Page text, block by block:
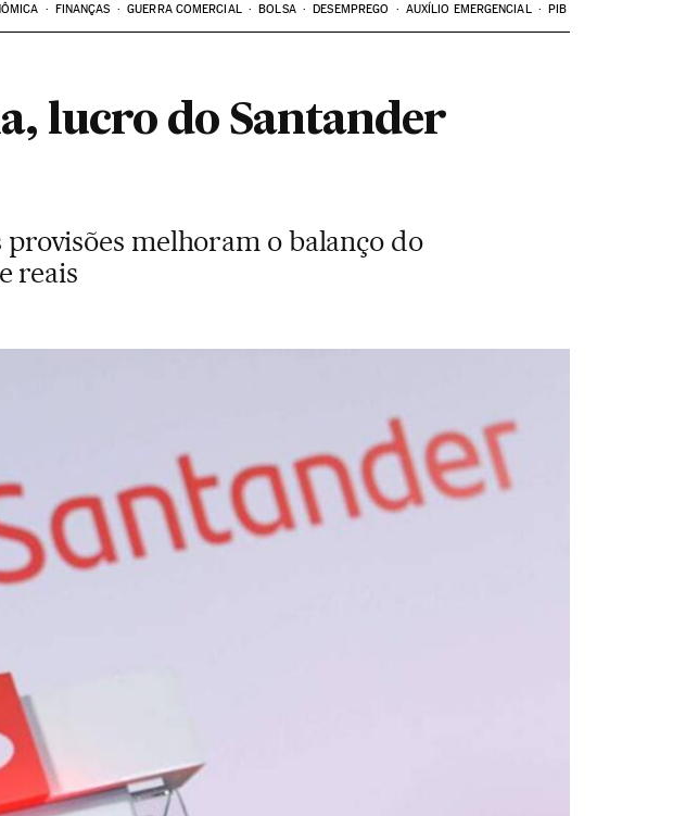
FINANÇAS GUERRA COMERCIAL BOLSA DESEMPREGO AUXÍLIO EMERGENCIAL PIB
lucro do Santander
melhoram o balanço do
reais